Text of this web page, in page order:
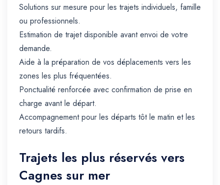
Solutions sur mesure pour les trajets individuels, famille
ou professionnels.
Estimation de trajet disponible avant envoi de votre
demande.
Aide à la préparation de vos déplacements vers les
zones les plus fréquentées.
Ponctualité renforcée avec confirmation de prise en
charge avant le départ.
Accompagnement pour les départs tôt le matin et les
retours tardifs.
Trajets les plus réservés vers
Cagnes sur mer